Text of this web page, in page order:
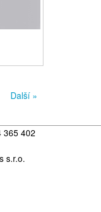
Další »
365 402
s.r.o.